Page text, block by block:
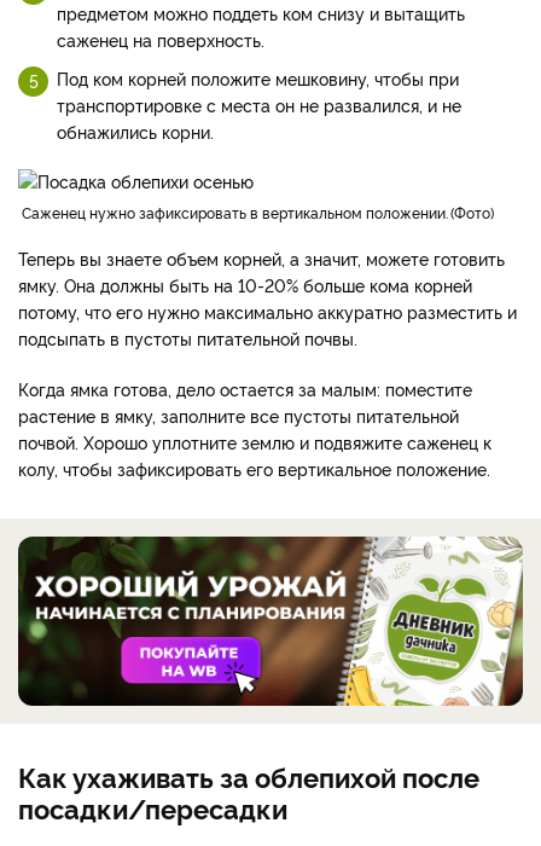
предметом можно поддеть ком снизу и вытащить
саженец на поверхность.
Под ком корней положите мешковину, чтобы при
транспортировке с места он не развалился, и не
обнажились корни.
Саженец нужно зафиксировать в вертикальном положении. Фото
Теперь вы знаете объем корней, а значит, можете готовить
ямку. Она должны быть на 10-20% больше кома корней
потому, что его нужно максимально аккуратно разместить и
подсыпать в пустоты питательной почвы.
Когда ямка готова, дело остается за малым: поместите
растение в ямку, заполните все пустоты питательной
почвой. Хорошо уплотните землю и подвяжите саженец к
колу, чтобы зафиксировать его вертикальное положение.
Как ухаживать за облепихой после
посадки/пересадки